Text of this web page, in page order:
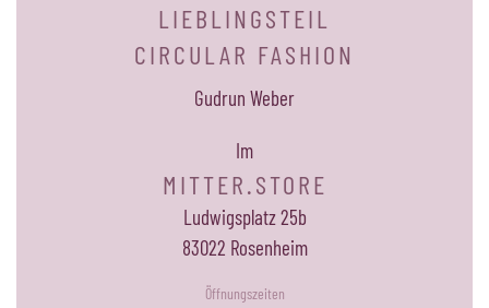
LIEBLINGSTEIL
CIRCULAR FASHION
Gudrun Weber
Im
MITTER.STORE
Ludwigsplatz 25b
83022 Rosenheim
Öffnungszeiten